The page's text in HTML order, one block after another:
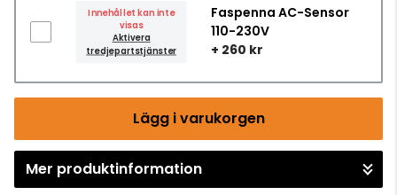
Innehållet kan inte
visas
Aktivera
tredjepartstjänster
Faspenna AC-Sensor
110-230V
+ 260 kr
Lägg i varukorgen
Gå till kassan
Mer produktinformation